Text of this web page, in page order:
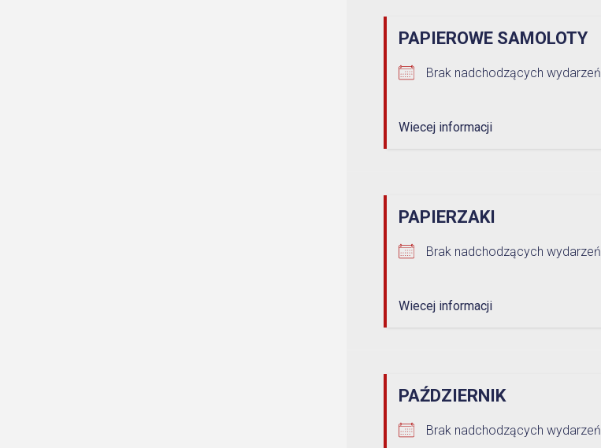
PAPIEROWE SAMOLOTY
Brak nadchodzących wydarzeń
Wiecej informacji
PAPIERZAKI
Brak nadchodzących wydarzeń
Wiecej informacji
PAŹDZIERNIK
Brak nadchodzących wydarzeń